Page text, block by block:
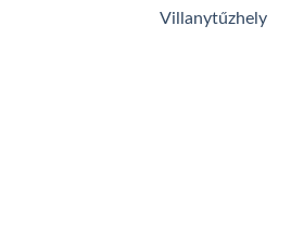
Villanytűzhely